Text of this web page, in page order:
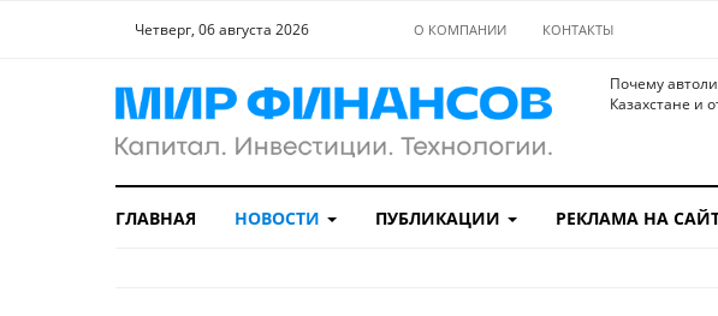
Четверг, 06 августа 2026 О КОМПАНИИ КОНТАКТЫ
Почему
Казахстане и
ГЛАВНАЯ НОВОСТИ ПУБЛИКАЦИИ РЕКЛАМА НА